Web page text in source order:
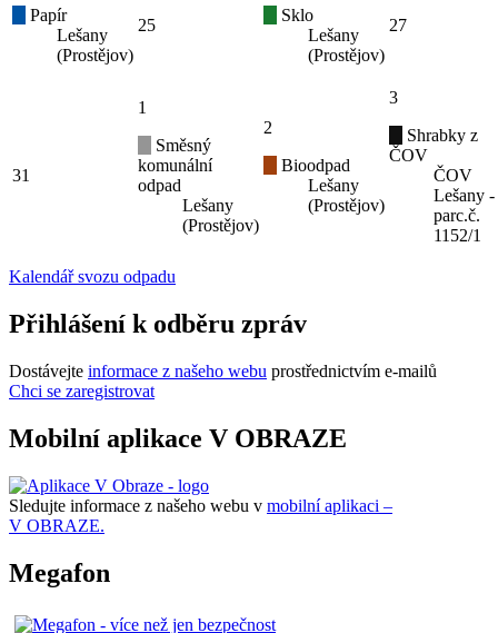
Papír
Lešany
(Prostějov)
25
Sklo
Lešany
(Prostějov)
27
31
1
Směsný
komunální
odpad
Lešany
(Prostějov)
2
Bioodpad
Lešany
(Prostějov)
3
Shrabky z
ČOV
ČOV
Lešany -
parc.č.
1152/1
Kalendář svozu odpadu
Přihlášení k odběru zpráv
Dostávejte informace z našeho webu prostřednictvím e-mailů
Chci se zaregistrovat
Mobilní aplikace V OBRAZE
Sledujte informace z našeho webu v mobilní aplikaci –
V OBRAZE.
Megafon